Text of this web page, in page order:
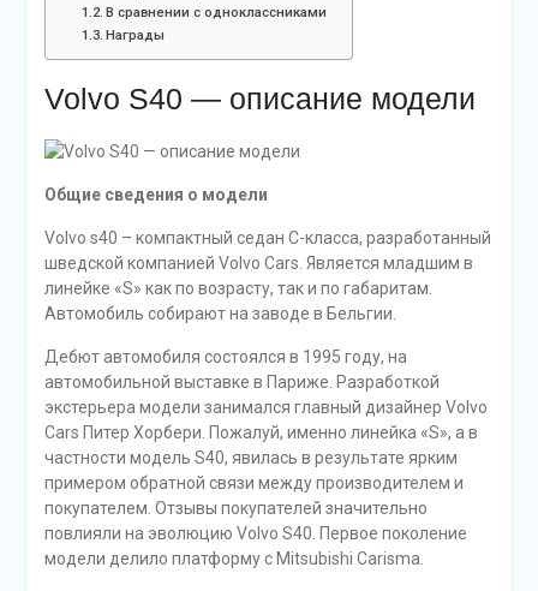
В сравнении с одноклассниками
Награды
Volvo S40 — описание модели
Общие сведения о модели
Volvo s40 – компактный седан С-класса, разработанный
шведской компанией Volvo Cars. Является младшим в
линейке «S» как по возрасту, так и по габаритам.
Автомобиль собирают на заводе в Бельгии.
Дебют автомобиля состоялся в 1995 году, на
автомобильной выставке в Париже. Разработкой
экстерьера модели занимался главный дизайнер Volvo
Cars Питер Хорбери. Пожалуй, именно линейка «S», а в
частности модель S40, явилась в результате ярким
примером обратной связи между производителем и
покупателем. Отзывы покупателей значительно
повлияли на эволюцию Volvo S40. Первое поколение
модели делило платформу с Mitsubishi Carisma.